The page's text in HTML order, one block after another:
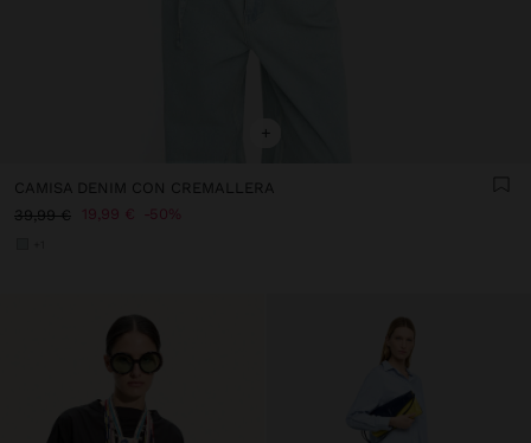
+
CAMISA DENIM CON CREMALLERA
39,99 €
19,99 € 50%